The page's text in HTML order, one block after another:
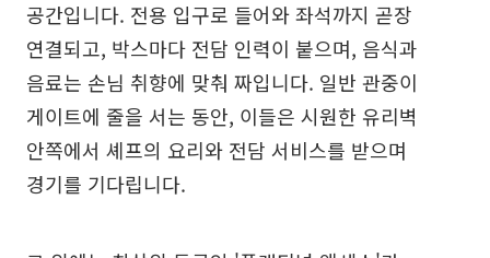
공간입니다. 전용 입구로 들어와 좌석까지 곧장
연결되고, 박스마다 전담 인력이 붙으며, 음식과
음료는 손님 취향에 맞춰 짜입니다. 일반 관중이
게이트에 줄을 서는 동안, 이들은 시원한 유리벽
안쪽에서 셰프의 요리와 전담 서비스를 받으며
경기를 기다립니다.